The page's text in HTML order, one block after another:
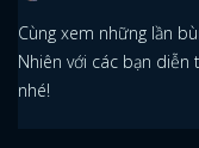
Cùng xem những lần
Nhiên với các bạn
nhé!